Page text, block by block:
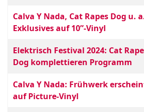
Calva Y Nada, Cat Rapes Dog u.
Exklusives auf 10”-Vinyl
Elektrisch Festival 2024: Cat
Dog komplettieren Programm
Calva Y Nada: Frühwerk
auf Picture-Vinyl